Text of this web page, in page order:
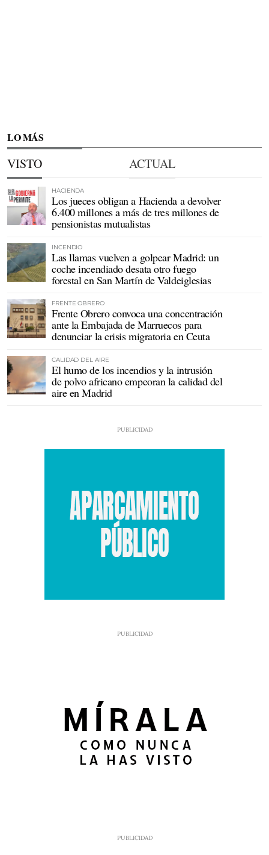
LO MÁS
VISTO ACTUAL
HACIENDA
Los jueces obligan a Hacienda a devolver
6.400 millones a más de tres millones de
pensionistas mutualistas
INCENDIO
Las llamas vuelven a golpear Madrid: un
coche incendiado desata otro fuego
forestal en San Martín de Valdeiglesias
FRENTE OBRERO
Frente Obrero convoca una concentración
ante la Embajada de Marruecos para
denunciar la crisis migratoria en Ceuta
CALIDAD DEL AIRE
El humo de los incendios y la intrusión
de polvo africano empeoran la calidad del
aire en Madrid